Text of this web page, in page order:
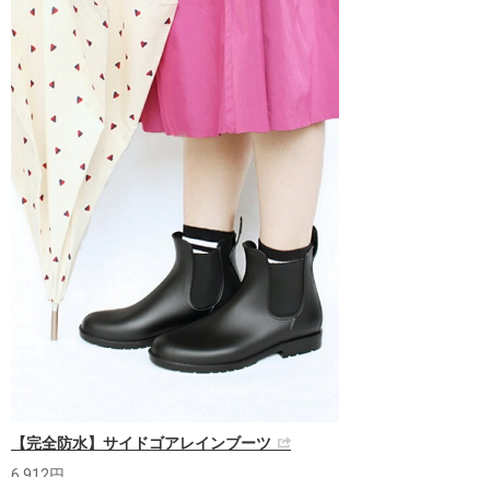
【完全防水】サイドゴアレインブーツ